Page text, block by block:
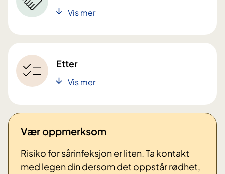
Vis mer
Etter
Vis mer
Vær oppmerksom
Risiko for sårinfeksjon er liten. Ta kontakt
med legen din dersom det oppstår rødhet,